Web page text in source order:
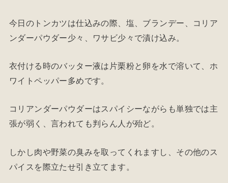
今日のトンカツは仕込みの際、塩、ブランデー、コリア
ンダーパウダー少々、ワサビ少々で漬け込み。
衣付ける時のバッター液は片栗粉と卵を水で溶いて、ホ
ワイトペッパー多めです。
コリアンダーパウダーはスパイシーながらも単独では主
張が弱く、言われても判らん人が殆ど。
しかし肉や野菜の臭みを取ってくれますし、その他のス
パイスを際立たせ引き立てます。